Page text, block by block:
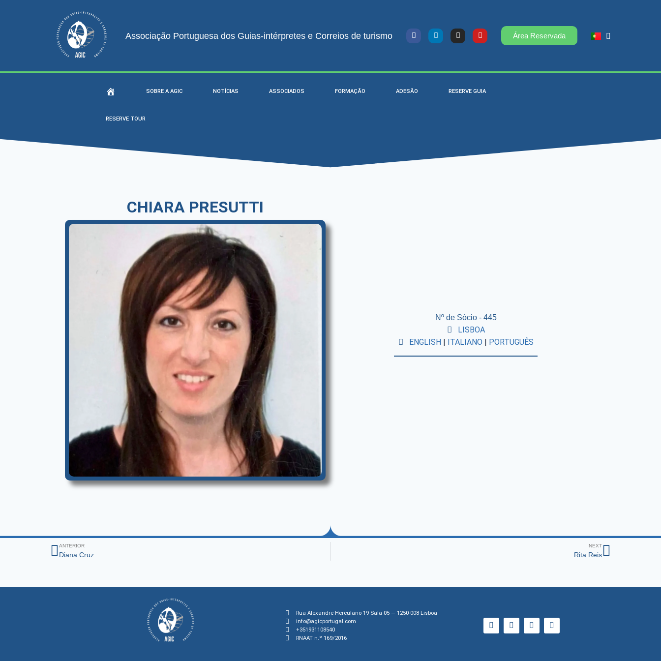
Associação Portuguesa dos Guias-intérpretes e Correios de turismo Área Reservada
SOBRE A AGIC NOTÍCIAS ASSOCIADOS FORMAÇÃO ADESÃO RESERVE GUIA
RESERVE TOUR
CHIARA PRESUTTI
Nº de Sócio - 445
LISBOA
ENGLISH| ITALIANO| PORTUGUÊS
ANTERIOR
Diana Cruz
NEXT
Rita Reis
Rua Alexandre Herculano 19 Sala 05 — 1250-008 Lisboa
info@agicportugal.com
+351931108540
RNAAT n.º 169/2016